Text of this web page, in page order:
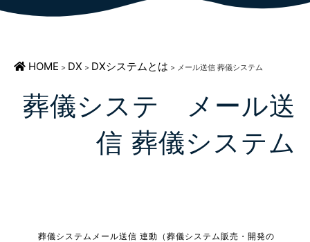
HOME > DX > DXシステムとは > メール送信 葬儀システム
葬儀システ メール送
信 葬儀システム
葬儀システムメール送信 連動（葬儀システム販売・開発の